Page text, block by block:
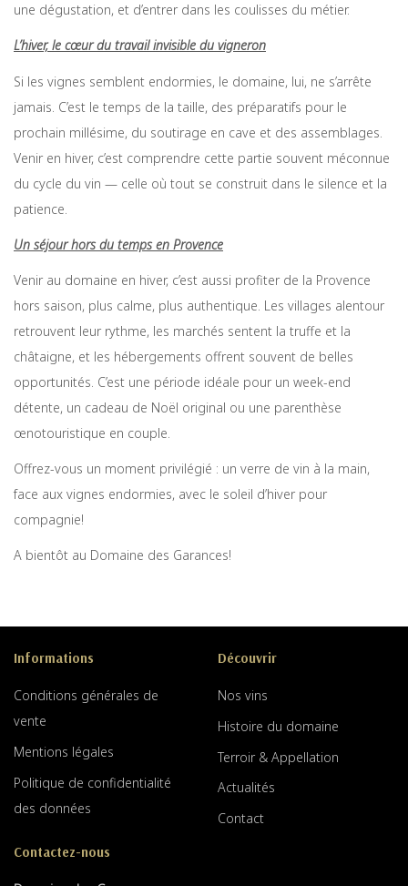
une dégustation, et d’entrer dans les coulisses du métier.
L’hiver, le cœur du travail invisible du vigneron
Si les vignes semblent endormies, le domaine, lui, ne s’arrête
jamais. C’est le temps de la taille, des préparatifs pour le
prochain millésime, du soutirage en cave et des assemblages.
Venir en hiver, c’est comprendre cette partie souvent méconnue
du cycle du vin — celle où tout se construit dans le silence et la
patience.
Un séjour hors du temps en Provence
Venir au domaine en hiver, c’est aussi profiter de la Provence
hors saison, plus calme, plus authentique. Les villages alentour
retrouvent leur rythme, les marchés sentent la truffe et la
châtaigne, et les hébergements offrent souvent de belles
opportunités. C’est une période idéale pour un week-end
détente, un cadeau de Noël original ou une parenthèse
œnotouristique en couple.
Offrez-vous un moment privilégié : un verre de vin à la main,
face aux vignes endormies, avec le soleil d’hiver pour
compagnie!
A bientôt au Domaine des Garances!
Informations
Conditions générales de
vente
Mentions légales
Politique de confidentialité
des données
Découvrir
Nos vins
Histoire du domaine
Terroir & Appellation
Actualités
Contact
Contactez-nous